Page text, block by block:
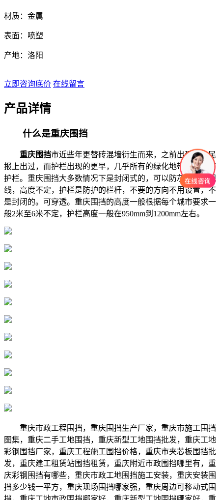
材质：金属
表面：喷塑
产地：洛阳
立即咨询底价 在线留言
产品详情
什么是重庆围挡
重庆围挡市近些年更替砖混墙衍生而来，之前出现在人民
报上出过，而护栏出现的更早，几乎所有的绿化地带都会加有
护栏。重庆围挡大多数情况下是封闭式的，可以防灰尘，挡视
线，高度不定，护栏是防护的栏杆，不要的方向不用设置，不
是封闭的。可穿透。重庆围挡的高度一般根据每个城市要求一
般2米至6米不定，护栏高度一般在950mm到1200mm左右。
重庆市政工程围挡，重庆围挡生产厂家，重庆市施工围挡
图集，重庆二手工地围挡，重庆新型工地围挡批发，重庆工地
彩钢围挡厂家，重庆工程施工围挡价格，重庆市夹芯板围挡批
发，重庆建工租赁站围挡租赁，重庆附近市政围挡哪里有，重
庆彩钢围挡有哪些，重庆市政工地围挡施工安装，重庆安装围
挡多少钱一平方，重庆现场围挡哪家强，重庆周边可移动式围